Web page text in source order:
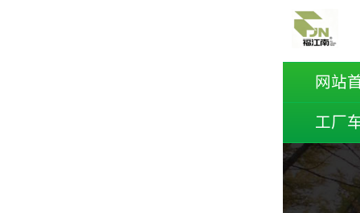
网站
工厂